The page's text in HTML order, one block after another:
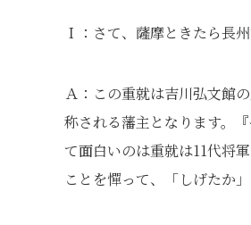
Ｉ：さて、薩摩ときたら長
Ａ：この重就は吉川弘文館
称される藩主となります。
て面白いのは重就は11代将
ことを憚って、「しげたか